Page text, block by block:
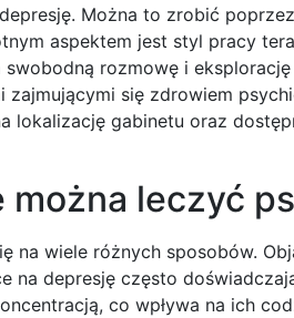
Można to zrobić
aspektem jest styl pracy
rozmowę i
się zdrowiem
lokalizację gabinetu oraz
leczyć
na wiele różnych sposobów.
na depresję często
co wpływa na ich